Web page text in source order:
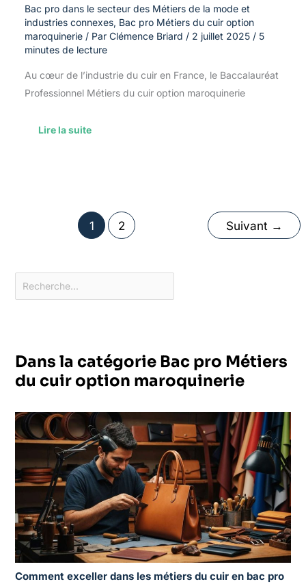
Bac pro dans le secteur des Métiers de la mode et
industries connexes, Bac pro Métiers du cuir option
maroquinerie/ Par Clémence Briard / 2 juillet 2025 / 5
minutes de lecture
Au cœur de l’industrie du cuir en France, le Baccalauréat
Professionnel Métiers du cuir option maroquinerie
Lire la suite
1 2 Suivant →
Dans la catégorie Bac pro Métiers
du cuir option maroquinerie
Comment exceller dans les métiers du cuir en bac pro